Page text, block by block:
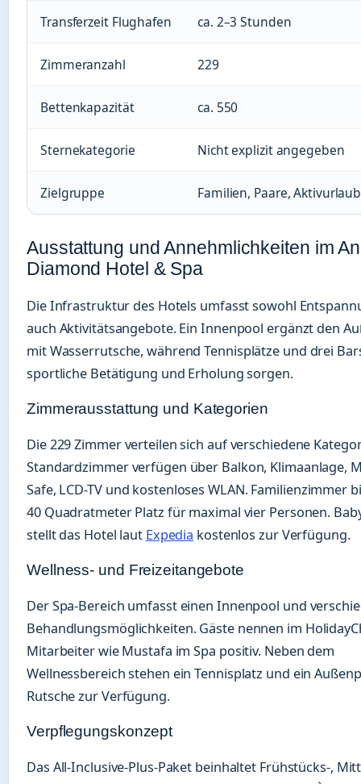
Transferzeit Flughafen ca. 2–3 Stunden
Zimmeranzahl 229
Bettenkapazität ca. 550
Sternekategorie Nicht explizit angegeben
Zielgruppe Familien, Paare,
Ausstattung und Annehmlichkeiten im
Diamond Hotel & Spa
Die Infrastruktur des Hotels umfasst sowohl
auch Aktivitätsangebote. Ein Innenpool ergänzt den
mit Wasserrutsche, während Tennisplätze und drei
sportliche Betätigung und Erholung sorgen.
Zimmerausstattung und Kategorien
Die 229 Zimmer verteilen sich auf verschiedene
Standardzimmer verfügen über Balkon, Klimaanlage,
Safe, LCD-TV und kostenloses WLAN. Familienzimmer
40 Quadratmeter Platz für maximal vier Personen.
stellt das Hotel laut Expedia kostenlos zur Verfügung.
Wellness- und Freizeitangebote
Der Spa-Bereich umfasst einen Innenpool und
Behandlungsmöglichkeiten. Gäste nennen im
Mitarbeiter wie Mustafa im Spa positiv. Neben dem
Wellnessbereich stehen ein Tennisplatz und ein
Rutsche zur Verfügung.
Verpflegungskonzept
Das All-Inclusive-Plus-Paket beinhaltet Frühstücks-,